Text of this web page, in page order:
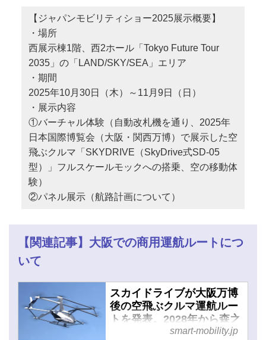
【ジャパンモビリティショー2025展示概要】
・場所
西展示棟1階、西2ホール「Tokyo Future Tour
2035」の「LAND/SKY/SEA」エリア
・期間
2025年10月30日（木）～11月9日（日）
・展示内容
①バーチャル体験（自動改札機を通り、2025年
日本国際博覧会（大阪・関西万博）で展示した空
飛ぶクルマ「SKYDRIVE（SkyDrive式SD-05
型）」フルスケールモックへの搭乗、空の移動体
験）
②パネル展示（航路計画について）
【関連記事】大阪での商用運航ルートにつ
いて
スカイドライブが大阪万博
後の空飛ぶクルマ運航ルー
トを発表。2028年から森之
宮エリアでサービス開始へ
smart-mobility.jp